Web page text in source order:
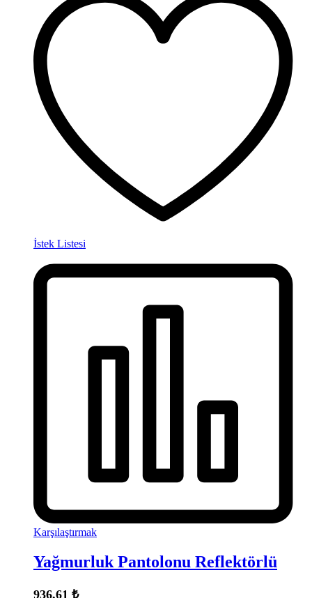
İstek Listesi
Karşılaştırmak
Yağmurluk Pantolonu Reflektörlü
936,61 ₺